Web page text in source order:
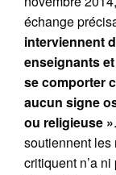
échange
interviennent
enseignants
se comporter
aucun signe
ou religieuse »
soutiennent les
critiquent n’a